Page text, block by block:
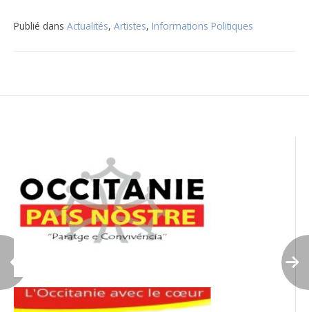
Publié dans Actualités, Artistes, Informations Politiques